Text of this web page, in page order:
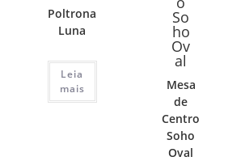
Poltrona
Luna
Leia
mais
Mesa
de
Centro
Soho
Oval